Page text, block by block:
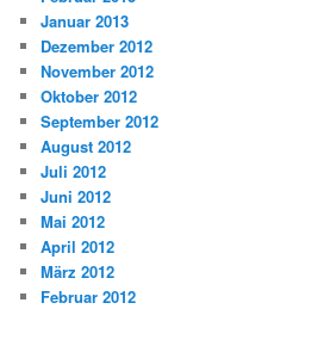
Januar 2013
Dezember 2012
November 2012
Oktober 2012
September 2012
August 2012
Juli 2012
Juni 2012
Mai 2012
April 2012
März 2012
Februar 2012